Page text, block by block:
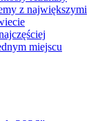
z największymi
miejscu